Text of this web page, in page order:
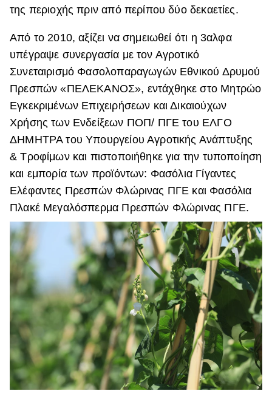
της περιοχής πριν από περίπου δύο δεκαετίες.
Από το 2010, αξίζει να σημειωθεί ότι η 3αλφα
υπέγραψε συνεργασία με τον Αγροτικό
Συνεταιρισμό Φασολοπαραγωγών Εθνικού Δρυμού
Πρεσπών «ΠΕΛΕΚΑΝΟΣ», εντάχθηκε στο Μητρώο
Εγκεκριμένων Επιχειρήσεων και Δικαιούχων
Χρήσης των Ενδείξεων ΠΟΠ/ ΠΓΕ του ΕΛΓΟ
ΔΗΜΗΤΡΑ του Υπουργείου Αγροτικής Ανάπτυξης
& Τροφίμων και πιστοποιήθηκε για την τυποποίηση
και εμπορία των προϊόντων: Φασόλια Γίγαντες
Ελέφαντες Πρεσπών Φλώρινας ΠΓΕ και Φασόλια
Πλακέ Μεγαλόσπερμα Πρεσπών Φλώρινας ΠΓΕ.